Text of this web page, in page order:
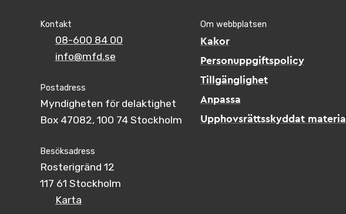
Kontakt
08-600 84 00
info@mfd.se
Postadress
Myndigheten för delaktighet
Box 47082, 100 74 Stockholm
Besöksadress
Rosterigränd 12
117 61 Stockholm
Karta
Om webbplatsen
Kakor
Personuppgiftspolicy
Tillgänglighet
Anpassa
Upphovsrättsskyddat material